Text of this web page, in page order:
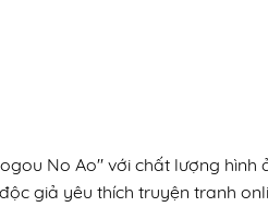
No Ao" với chất lượng hình
giả yêu thích truyện tranh